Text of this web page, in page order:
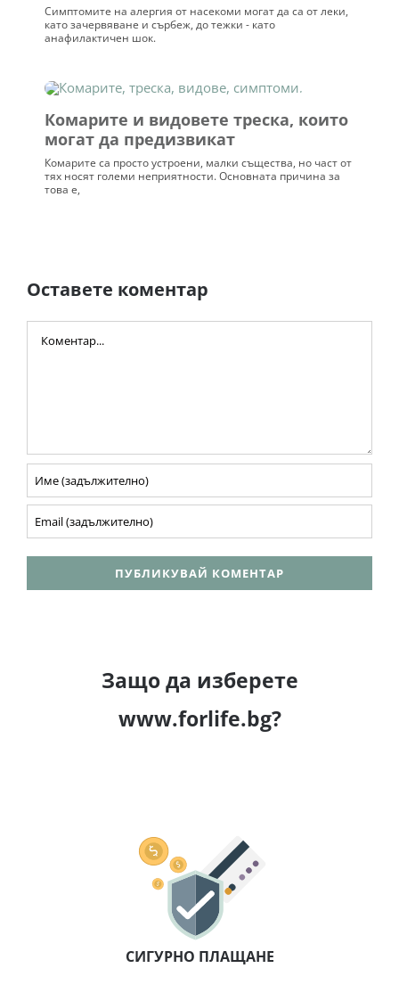
Симптомите на алергия от насекоми могат да са от леки,
като зачервяване и сърбеж, до тежки - като
анафилактичен шок.
Комарите и видовете треска, които
могат да предизвикат
Комарите са просто устроени, малки същества, но част от
тях носят големи неприятности. Основната причина за
това е,
Оставете коментар
Comment
Защо да изберете
www.forlife.bg?
СИГУРНО ПЛАЩАНЕ